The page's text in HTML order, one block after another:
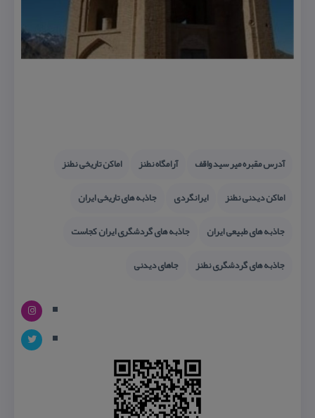
آدرس مقبره میر سید واقف آرامگاه نطنز
اماكن تاریخی نطنز
اماكن دیدنی نطنز
ایرانگردی
جاذبه های تاریخی ایران
جاذبه های طبیعی ایران
جاذبه های گردشگری ایران كجاست
جاذبه های گردشگری نطنز
جاهای دیدنی